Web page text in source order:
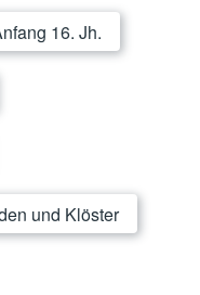
16. Jh.
und Klöster